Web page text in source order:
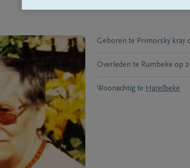
Geboren te Primorsky kray
Overleden te Rumbeke op
Woonachtig te Harelbeke